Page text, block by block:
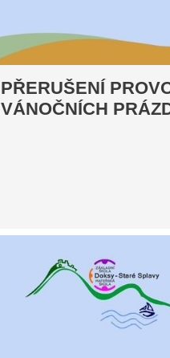
PŘERUŠENÍ
VÁNOČNÍCH